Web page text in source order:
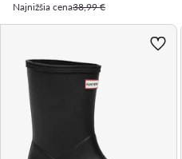
Najnižšia cena38,99 €